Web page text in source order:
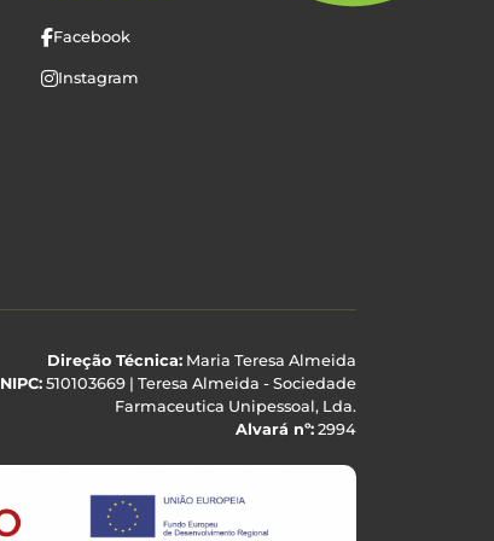
Facebook
Instagram
Direção Técnica: Maria Teresa Almeida
NIPC: 510103669 | Teresa Almeida - Sociedade
Farmaceutica Unipessoal, Lda.
Alvará nº: 2994